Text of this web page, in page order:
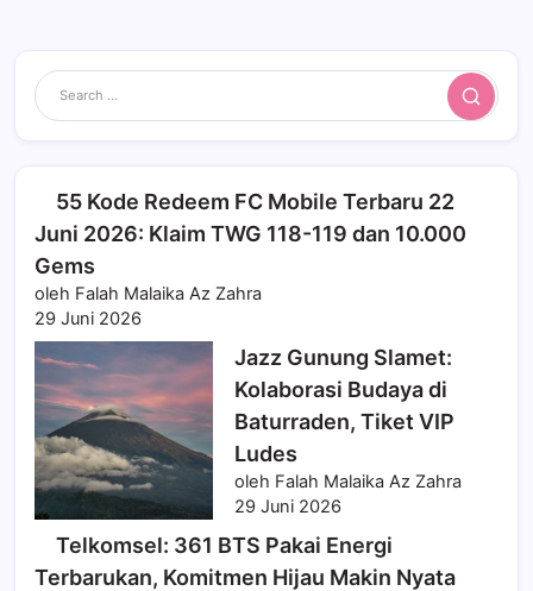
Search
55 Kode Redeem FC Mobile Terbaru 22
Juni 2026: Klaim TWG 118-119 dan 10.000
Gems
oleh Falah Malaika Az Zahra
29 Juni 2026
Jazz Gunung Slamet:
Kolaborasi Budaya di
Baturraden, Tiket VIP
Ludes
oleh Falah Malaika Az Zahra
29 Juni 2026
Telkomsel: 361 BTS Pakai Energi
Terbarukan, Komitmen Hijau Makin Nyata